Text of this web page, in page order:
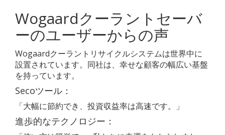
Wogaardクーラントセーバ
ーのユーザーからの声
Wogaardクーラントリサイクルシステムは世界中に
設置されています。同社は、幸せな顧客の幅広い基盤
を持っています。
Secoツール：
「大幅に節約でき、投資収益率は高速です。」
進歩的なテクノロジー：